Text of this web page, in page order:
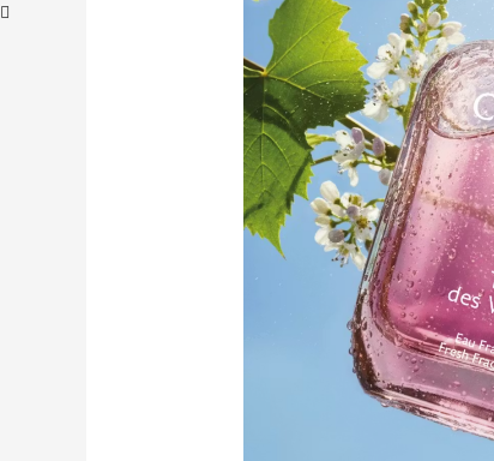
Columbia Sportswear：夏季大促！哥伦
比亚运动热卖
低至6折
Columbia Sportswear
【55专享】Base Blu：时尚上新热卖 关
PRADA、LOEWE、加拿大鹅等
Bloomingdales：美妆大促！入手 Dior、